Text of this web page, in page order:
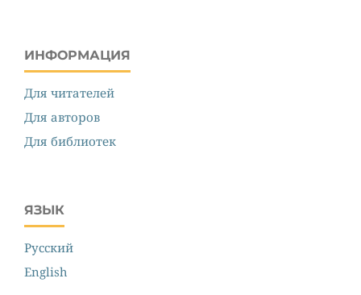
ИНФОРМАЦИЯ
Для читателей
Для авторов
Для библиотек
ЯЗЫК
Русский
English